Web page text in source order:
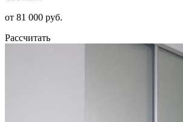
от 81 000 руб.
Рассчитать